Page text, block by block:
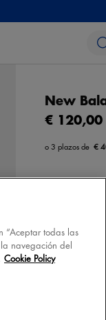
New
€ 120,00
€
“Aceptar todas las
navegación del
Cookie Policy